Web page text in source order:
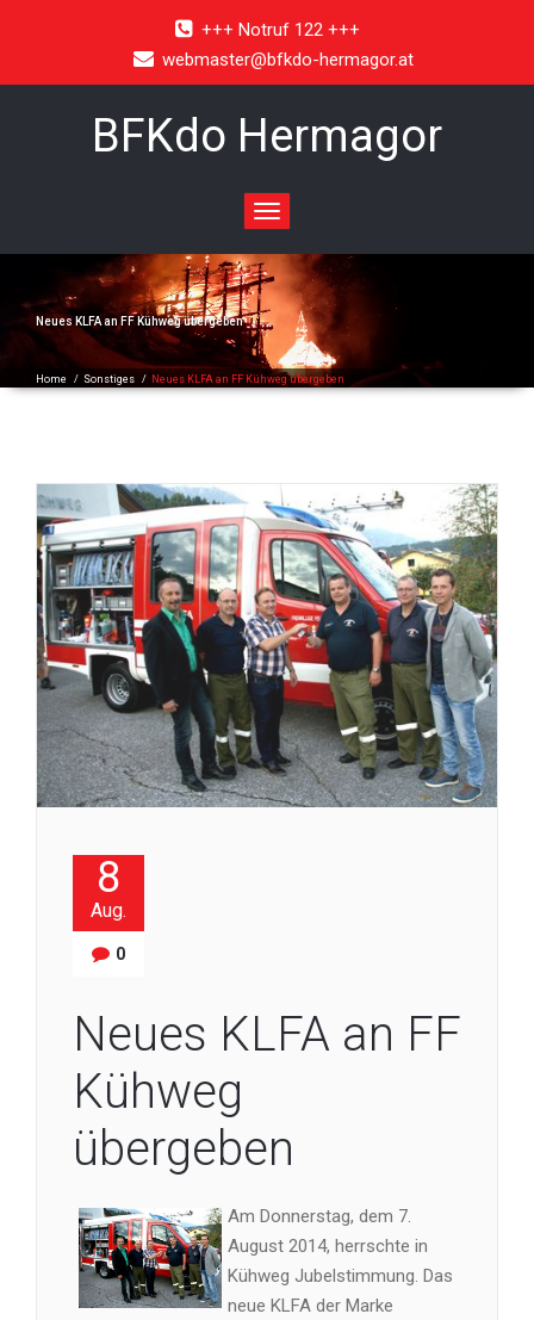
+++ Notruf 122 +++
webmaster@bfkdo-hermagor.at
BFKdo Hermagor
Toggle
navigation
Neues KLFA an FF Kühweg übergeben
Home / Sonstiges / Neues KLFA an FF Kühweg übergeben
8
Aug.
0
Neues KLFA an FF
Kühweg
übergeben
Am Donnerstag, dem 7.
August 2014, herrschte in
Kühweg Jubelstimmung. Das
neue KLFA der Marke